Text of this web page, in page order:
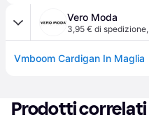
Vero Moda
3,95 € di spedizione,
Vmboom Cardigan In Maglia
Prodotti correlati